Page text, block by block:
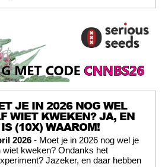
JE IN 2026 NOG WEL
WIET KWEKEN? JA, EN
(10X) WAAROM!
2026 - Moet je in 2026 nog wel je
wiet kweken? Ondanks het
Jazeker, en daar hebben